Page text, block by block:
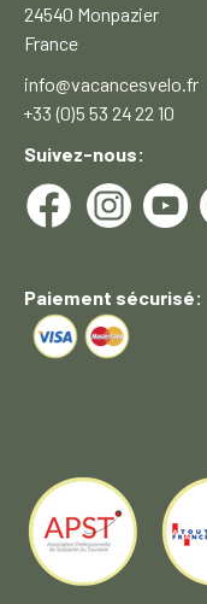
24540 Monpazier
France
info@vacancesvelo.fr
+33 (0)5 53 24 22 10
Suivez-nous:
Paiement sécurisé: